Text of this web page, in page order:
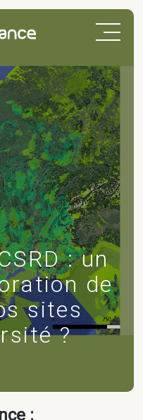
&
Commerce
: un
de
sites
?
: